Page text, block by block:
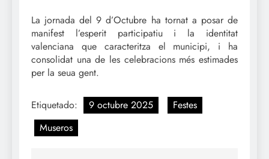
La jornada del 9 d’Octubre ha tornat a posar de
manifest l’esperit participatiu i la identitat
valenciana que caracteritza el municipi, i ha
consolidat una de les celebracions més estimades
per la seua gent.
Etiquetado: 9 octubre 2025
Festes
Museros